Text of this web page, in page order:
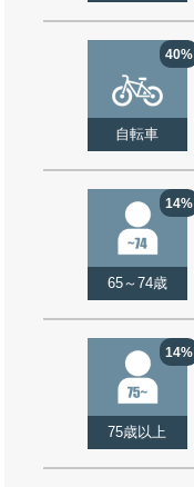
40%
自転車
14%
65～74歳
14%
75歳以上